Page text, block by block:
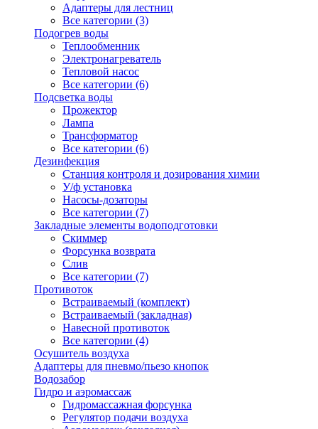
Адаптеры для лестниц
Все категории (3)
Подогрев воды
Теплообменник
Электронагреватель
Тепловой насос
Все категории (6)
Подсветка воды
Прожектор
Лампа
Трансформатор
Все категории (6)
Дезинфекция
Станция контроля и дозирования химии
У/ф установка
Насосы-дозаторы
Все категории (7)
Закладные элементы водоподготовки
Скиммер
Форсунка возврата
Слив
Все категории (7)
Противоток
Встраиваемый (комплект)
Встраиваемый (закладная)
Навесной противоток
Все категории (4)
Осушитель воздуха
Адаптеры для пневмо/пьезо кнопок
Водозабор
Гидро и аэромассаж
Гидромассажная форсунка
Регулятор подачи воздуха